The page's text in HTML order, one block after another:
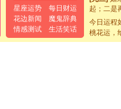
星座运势
每日财运
花边新闻
魔鬼辞典
情感测试
生活笑话
起；二是
离。水晶
[元旦]当
泣，这痛
卖了。水
今日运程
桃花运，